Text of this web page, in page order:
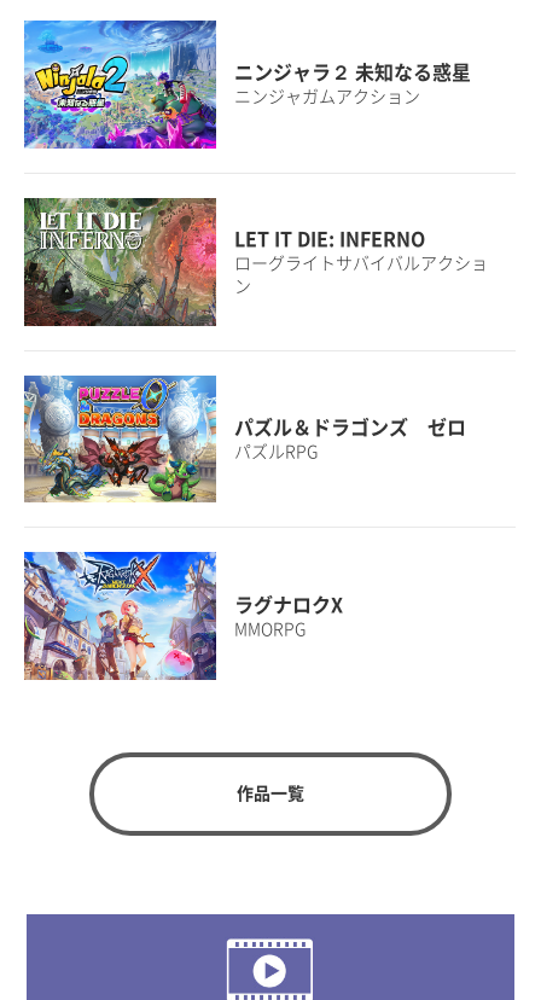
ニンジャラ２ 未知なる惑星
ニンジャガムアクション
LET IT DIE: INFERNO
ローグライトサバイバルアクショ
ン
パズル＆ドラゴンズ ゼロ
パズルRPG
ラグナロクX
MMORPG
作品一覧